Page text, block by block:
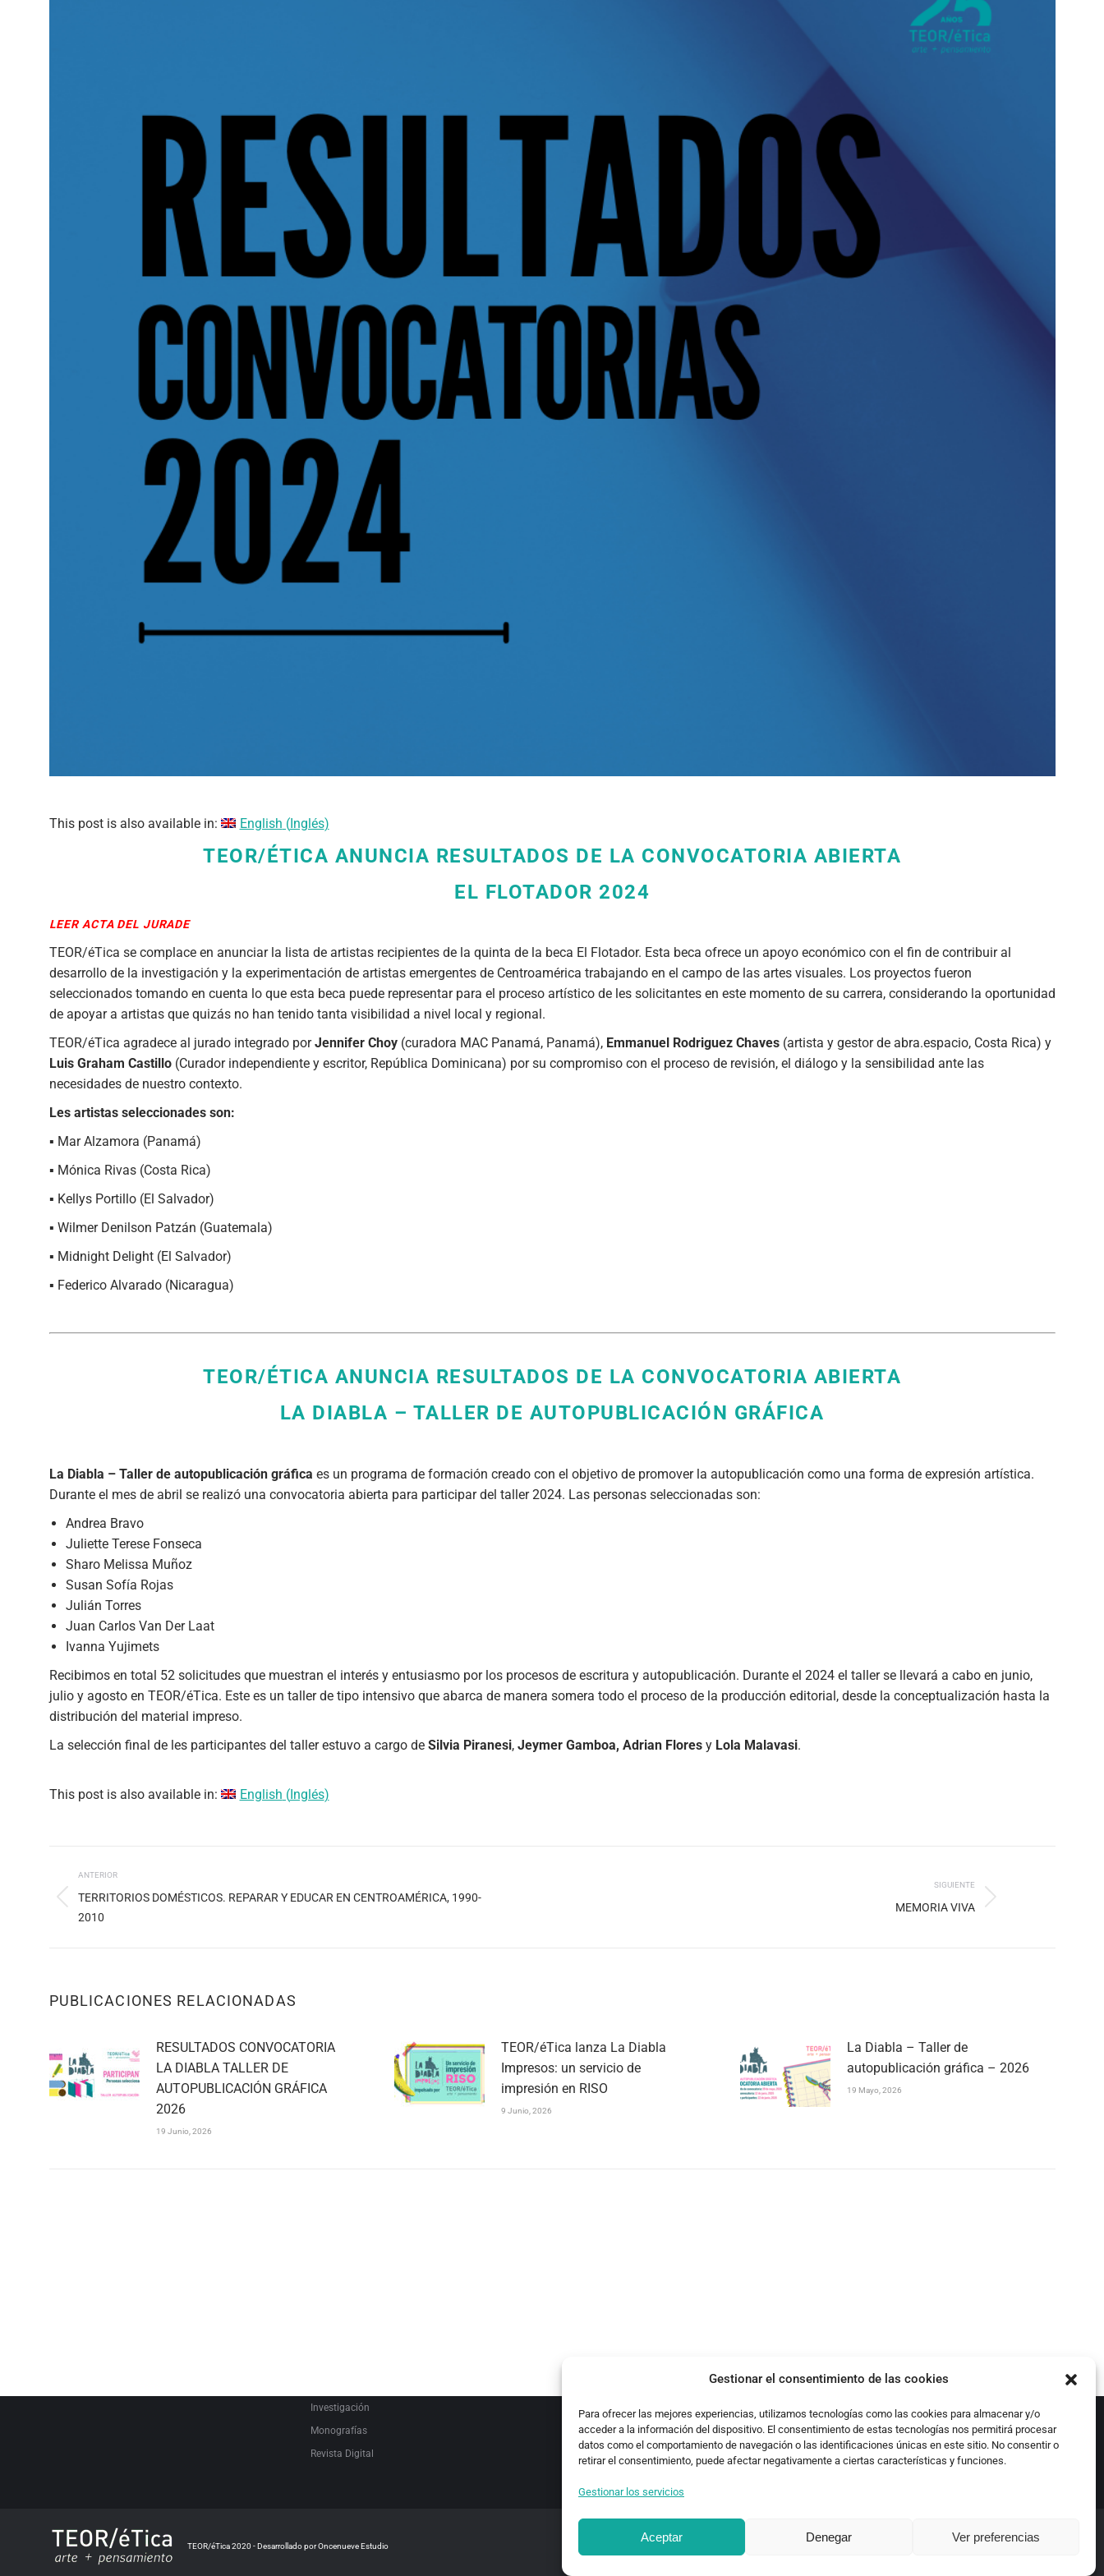
Gestionar el consentimiento de las cookies
Para ofrecer las mejores experiencias, utilizamos tecnologías como las cookies para almacenar y/o
acceder a la información del dispositivo. El consentimiento de estas tecnologías nos permitirá procesar
datos como el comportamiento de navegación o las identificaciones únicas en este sitio. No consentir o
retirar el consentimiento, puede afectar negativamente a ciertas características y funciones.
Gestionar los servicios
Aceptar Denegar Ver preferencias
This post is also available in: English (Inglés)
TEOR/ÉTICA ANUNCIA RESULTADOS DE LA CONVOCATORIA ABIERTA
EL FLOTADOR 2024
LEER ACTA DEL JURADE
TEOR/éTica se complace en anunciar la lista de artistas recipientes de la quinta de la beca El Flotador. Esta beca ofrece un apoyo económico con el fin de contribuir al
desarrollo de la investigación y la experimentación de artistas emergentes de Centroamérica trabajando en el campo de las artes visuales. Los proyectos fueron
seleccionados tomando en cuenta lo que esta beca puede representar para el proceso artístico de les solicitantes en este momento de su carrera, considerando la oportunidad
de apoyar a artistas que quizás no han tenido tanta visibilidad a nivel local y regional.
TEOR/éTica agradece al jurado integrado porJennifer Choy(curadora MAC Panamá, Panamá), Emmanuel Rodriguez Chaves(artista y gestor de abra.espacio, Costa Rica) y
Luis Graham Castillo(Curador independiente y escritor, República Dominicana) por su compromiso con el proceso de revisión, el diálogo y la sensibilidad ante las
necesidades de nuestro contexto.
Les artistas seleccionades son:
▪ Mar Alzamora (Panamá)
▪ Mónica Rivas (Costa Rica)
▪ Kellys Portillo (El Salvador)
▪ Wilmer Denilson Patzán (Guatemala)
▪ Midnight Delight (El Salvador)
▪ Federico Alvarado (Nicaragua)
TEOR/ÉTICA ANUNCIA RESULTADOS DE LA CONVOCATORIA ABIERTA
LA DIABLA – TALLER DE AUTOPUBLICACIÓN GRÁFICA
La Diabla – Taller de autopublicación gráfica es un programa de formación creado con el objetivo de promover la autopublicación como una forma de expresión artística.
Durante el mes de abril se realizó una convocatoria abierta para participar del taller 2024. Las personas seleccionadas son:
Andrea Bravo
Juliette Terese Fonseca
Sharo Melissa Muñoz
Susan Sofía Rojas
Julián Torres
Juan Carlos Van Der Laat
Ivanna Yujimets
Recibimos en total 52 solicitudes que muestran el interés y entusiasmo por los procesos de escritura y autopublicación. Durante el 2024 el taller se llevará a cabo en junio,
julio y agosto en TEOR/éTica. Este es un taller de tipo intensivo que abarca de manera somera todo el proceso de la producción editorial, desde la conceptualización hasta la
distribución del material impreso.
La selección final de les participantes del taller estuvo a cargo de Silvia Piranesi, Jeymer Gamboa, Adrian Floresy Lola Malavasi.
This post is also available in: English (Inglés)
ENTRE
PUBLICACIONES
ANTERIOR
Publicación
anterior:
TERRITORIOS DOMÉSTICOS. REPARAR Y EDUCAR EN CENTROAMÉRICA, 1990-
2010
SIGUIENTE
MEMORIA VIVA
PUBLICACIONES RELACIONADAS
RESULTADOS CONVOCATORIA
LA DIABLA TALLER DE
AUTOPUBLICACIÓN GRÁFICA
2026
19 Junio, 2026
TEOR/éTica lanza La Diabla
Impresos: un servicio de
impresión en RISO
9 Junio, 2026
La Diabla – Taller de
autopublicación gráfica – 2026
19 Mayo, 2026
Investigación
Monografías
Revista Digital
TEOR/éTica 2020 - Desarrollado por Oncenueve Estudio